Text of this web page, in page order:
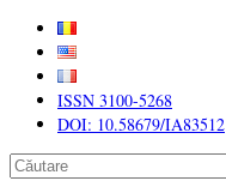
ISSN 3100-5268
DOI: 10.58679/IA83512
Căutare